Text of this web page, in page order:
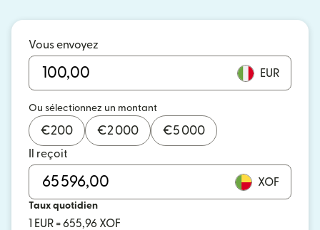
Vous envoyez
EUR
Ou sélectionnez un montant
€200 €2 000 €5 000
Il reçoit
XOF
Taux quotidien
1 EUR = 655,96 XOF